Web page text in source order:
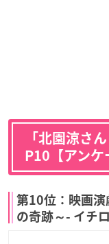
「北園涼さ
P10【アンケ
第10位：映画演
の奇跡～- イチ